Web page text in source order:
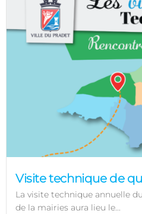
Visite technique de
La visite technique annuelle
de la mairies aura lieu le...